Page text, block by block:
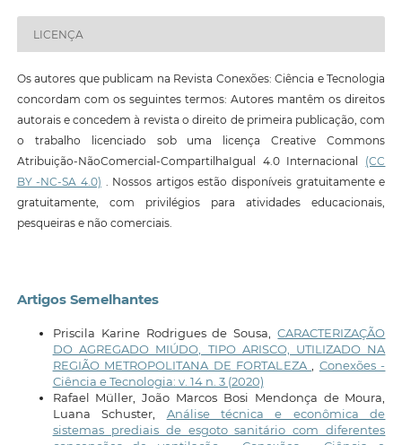
LICENÇA
Os autores que publicam na Revista Conexões: Ciência e Tecnologia
concordam com os seguintes termos: Autores mantêm os direitos
autorais e concedem à revista o direito de primeira publicação, com
o trabalho licenciado sob uma licença Creative Commons
Atribuição-NãoComercial-CompartilhaIgual 4.0 Internacional (CC
BY -NC-SA 4.0) . Nossos artigos estão disponíveis gratuitamente e
gratuitamente, com privilégios para atividades educacionais,
pesqueiras e não comerciais.
Artigos Semelhantes
Priscila Karine Rodrigues de Sousa,CARACTERIZAÇÃO
DO AGREGADO MIÚDO, TIPO ARISCO, UTILIZADO NA
REGIÃO METROPOLITANA DE FORTALEZA
Conexões -
Ciência e Tecnologia: v. 14 n. 3 (2020)
Rafael Müller, João Marcos Bosi Mendonça de Moura,
Luana Schuster, Análise técnica e econômica de
sistemas prediais de esgoto sanitário com diferentes